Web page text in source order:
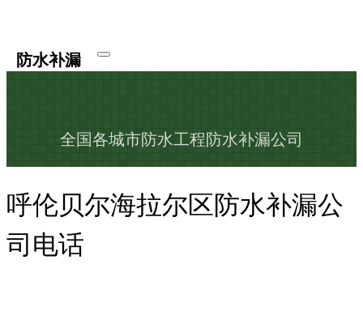
防水补漏
全国各城市防水工程防水补漏公司
呼伦贝尔海拉尔区防水补漏公
司电话